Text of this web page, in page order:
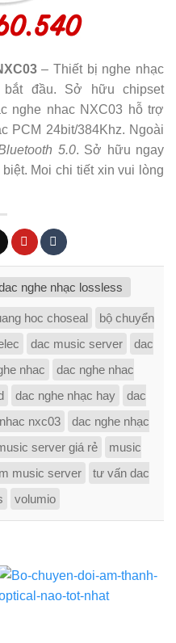
– Thiết bị nghe nhạc
đầu. Sở hữu chipset
nghe nhac NXC03 hỗ trợ
PCM 24bit/384Khz. Ngoài
5.0. Sở hữu ngay
Moi chi tiết xin vui lòng
nghe nhạc lossless
hoc choseal
bộ chuyển
dac music server
dac
nhac
dac nghe nhac
dac nghe nhạc hay
dac
nxc03
dac nghe nhạc
server giá rẻ
music
music server
tư vấn dac
volumio